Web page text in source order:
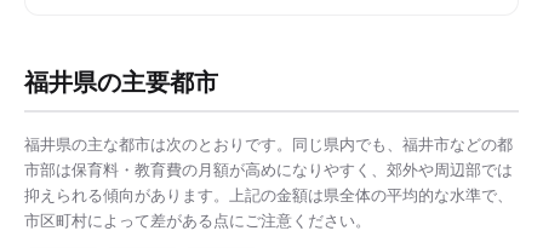
福井県の主要都市
福井県の主な都市は次のとおりです。同じ県内でも、 福井市などの都
市部は保育料・教育費の月額が高めになりやすく、郊外や周辺部では
抑えられる傾向があります。上記の金額は県全体の平均的な水準で、
市区町村によって差がある点にご注意ください。